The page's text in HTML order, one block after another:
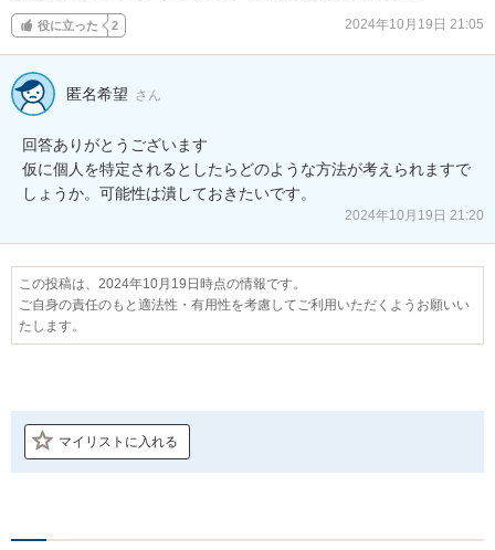
役に立った 2 2024年10月19日 21:05
匿名希望 さん
回答ありがとうございます
仮に個人を特定されるとしたらどのような方法が考えられますで
しょうか。可能性は潰しておきたいです。
2024年10月19日 21:20
この投稿は、2024年10月19日時点の情報です。
ご自身の責任のもと適法性・有用性を考慮してご利用いただくようお願いい
たします。
マイリストに入れる